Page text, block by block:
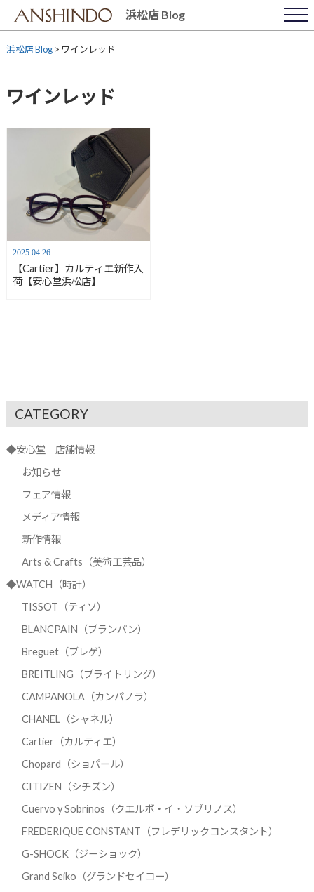
content
浜松店 Blog
浜松店 Blog> ワインレッド
ワインレッド
2025.04.26
【Cartier】カルティエ新作入
荷【安心堂浜松店】
CATEGORY
◆安心堂 店舗情報
お知らせ
フェア情報
メディア情報
新作情報
Arts & Crafts（美術工芸品）
◆WATCH（時計）
TISSOT（ティソ）
BLANCPAIN（ブランパン）
Breguet（ブレゲ）
BREITLING（ブライトリング）
CAMPANOLA（カンパノラ）
CHANEL（シャネル）
Cartier（カルティエ）
Chopard（ショパール）
CITIZEN（シチズン）
Cuervo y Sobrinos（クエルボ・イ・ソブリノス）
FREDERIQUE CONSTANT（フレデリックコンスタント）
G-SHOCK（ジーショック）
Grand Seiko（グランドセイコー）